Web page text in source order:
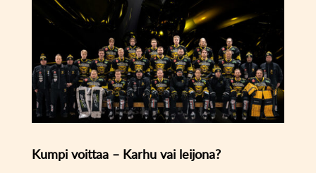
Kumpi voittaa – Karhu vai leijona?